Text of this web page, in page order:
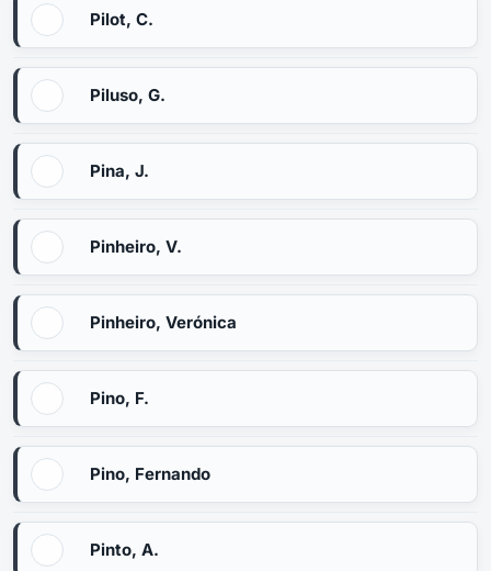
Pilot, C.
Piluso, G.
Pina, J.
Pinheiro, V.
Pinheiro, Verónica
Pino, F.
Pino, Fernando
Pinto, A.